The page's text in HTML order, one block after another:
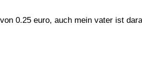
0.25 euro, auch mein vater ist